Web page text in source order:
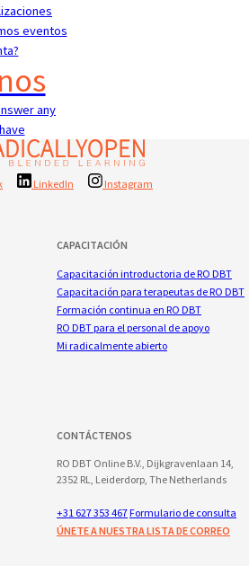
eventos
any
LinkedIn Instagram
CAPACITACIÓN
Capacitación introductoria de RO DBT
Capacitación para terapeutas de RO DBT
Formación continua en RO DBT
RO DBT para el personal de apoyo
Mi radicalmente abierto
CONTÁCTENOS
RO DBT Online B.V., Dijkgravenlaan 14,
2352 RL, Leiderdorp, The Netherlands
+31 627 353 467 Formulario de consulta
ÚNETE A NUESTRA LISTA DE CORREO